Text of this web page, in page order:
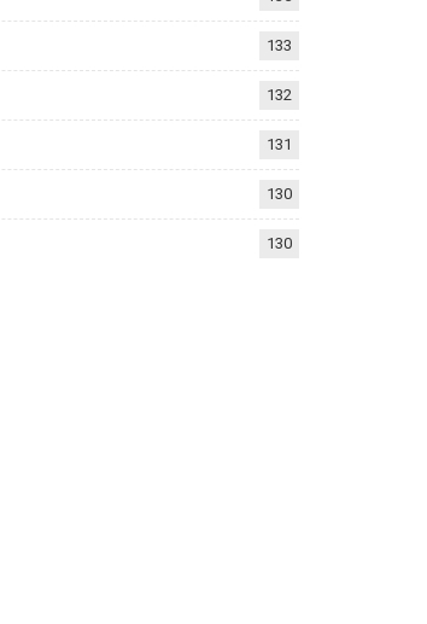
133
132
131
130
130